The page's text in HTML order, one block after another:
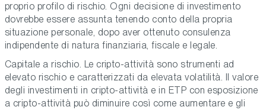
proprio profilo di rischio. Ogni decisione di investimento
dovrebbe essere assunta tenendo conto della propria
situazione personale, dopo aver ottenuto consulenza
indipendente di natura finanziaria, fiscale e legale.
Capitale a rischio. Le cripto-attività sono strumenti ad
elevato rischio e caratterizzati da elevata volatilità. Il valore
degli investimenti in cripto-attività e in ETP con esposizione
a cripto-attività può diminuire così come aumentare e gli